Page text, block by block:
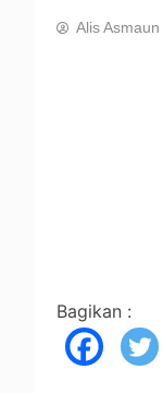
Alis Asmaun
Bagikan :